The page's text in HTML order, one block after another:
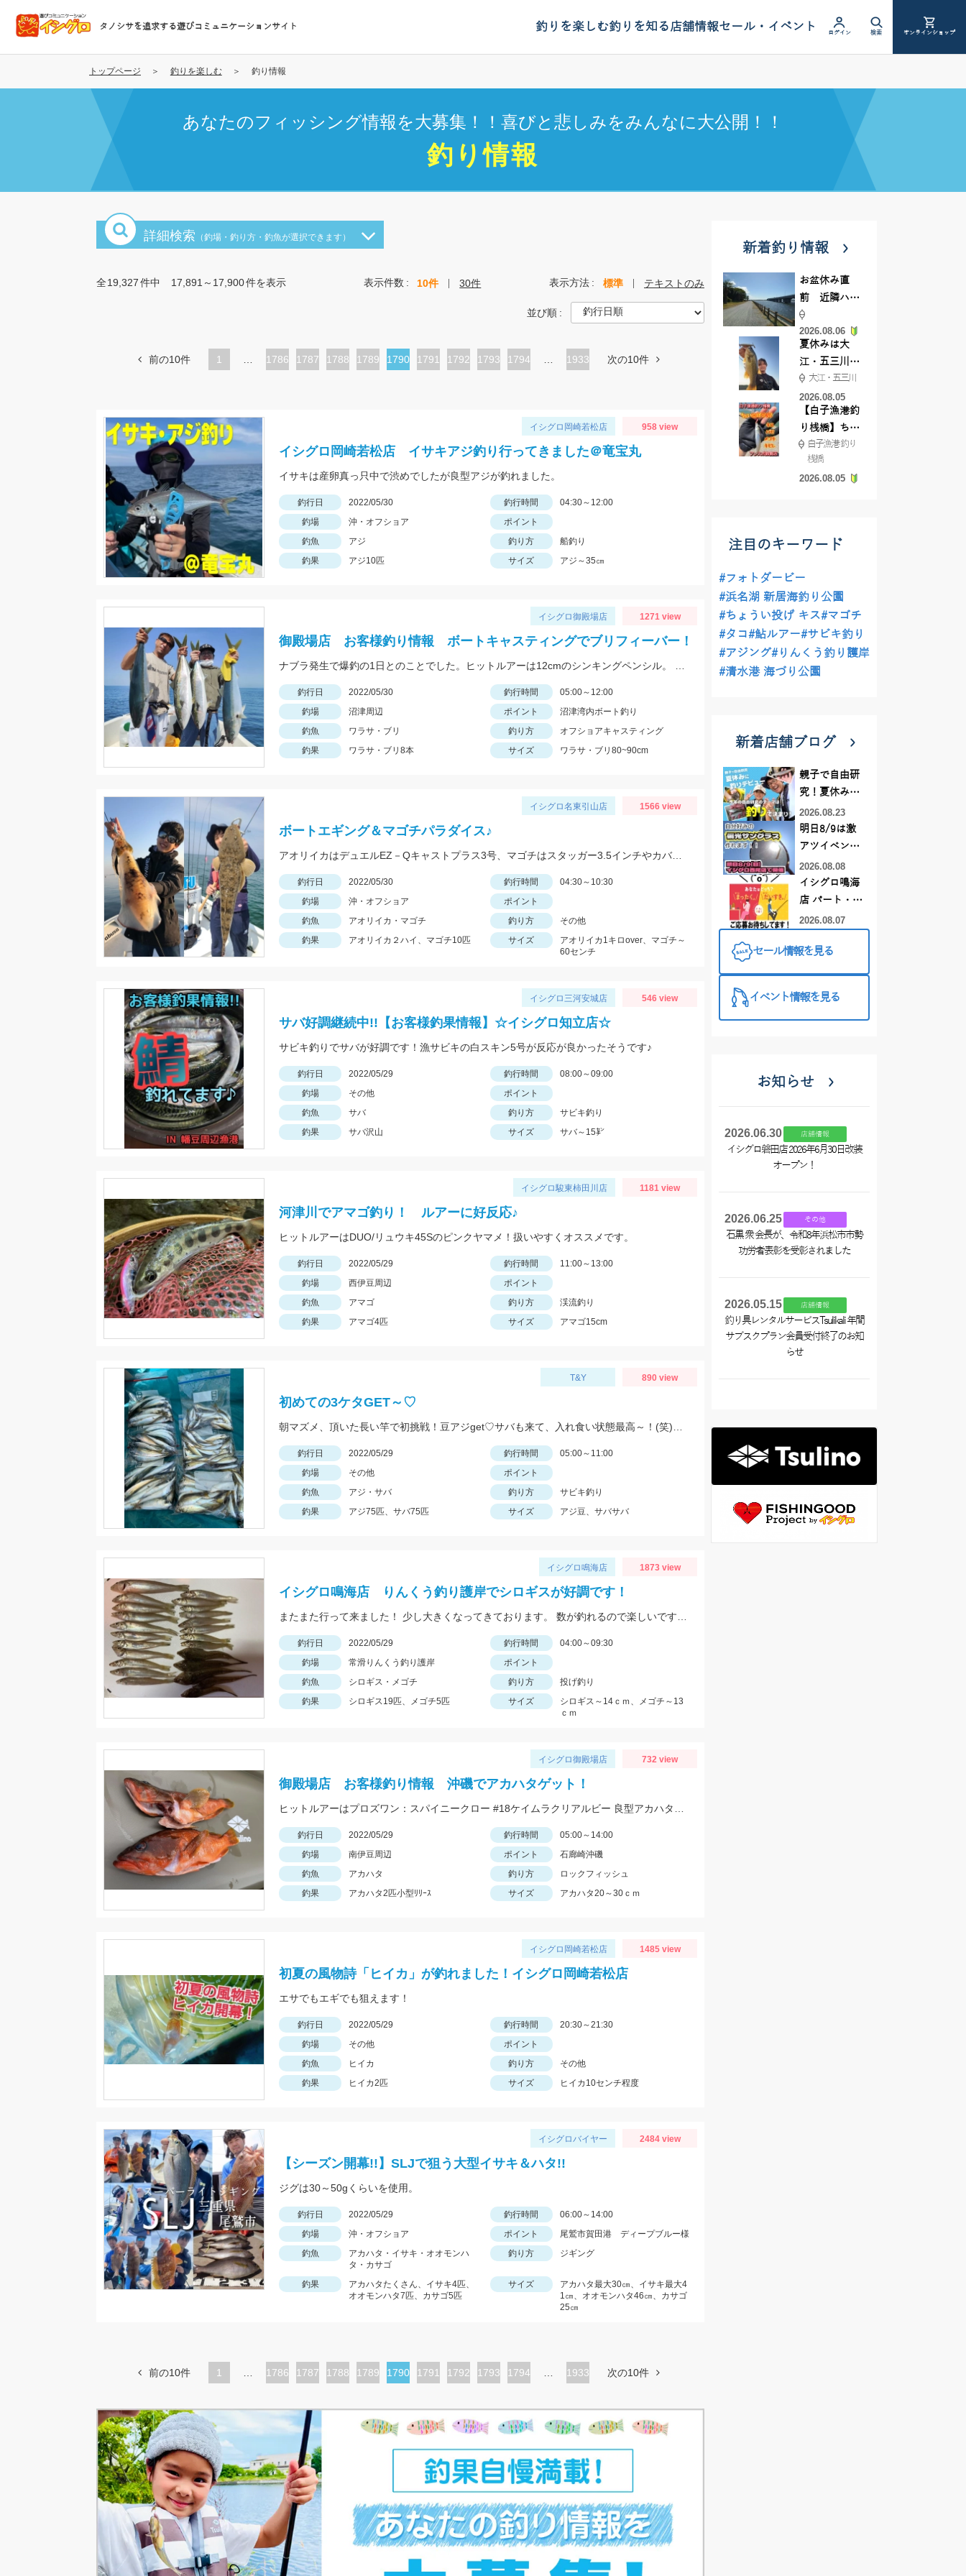
コ
テ
タノシサを追求する遊びコミュニケーションサイト 釣りを楽しむ釣りを知る店舗情報セール・イベント ログイン 検索 オンラインショップ
トップページ 釣りを楽しむ 釣り情報
あなたのフィッシング情報を大募集！！喜びと悲しみをみんなに大公開！！
釣り情報
詳細検索 （釣場・釣り方・釣魚が選択できます）
全19,327件中 17,891～17,900件を表示 表示件数 10件 30件 表示方法 標準 テキストのみ
並び順
前の10件 1
ペ
1786
ペ
1787
ペ
1788
ペ
1789
カ
ペ
1790
ペ
1791
ペ
1792
ペ
1793
ペ
1794 1933 次の10件
イシグロ岡崎若松店 958 view
イシグロ岡崎若松店 イサキアジ釣り行ってきました＠竜宝丸
イサキは産卵真っ只中で渋めでしたが良型アジが釣れました。
釣行日 2022/05/30 釣行時間
04:30～12:00
釣場
沖・オフショア
ポイント
釣魚
アジ 釣り方
船釣り
釣果
アジ10匹 サイズ アジ～35㎝
イシグロ御殿場店 1271 view
御殿場店 お客様釣り情報 ボートキャスティングでブリフィーバー！
釣行日 2022/05/30 釣行時間
05:00～12:00
釣場
沼津周辺 ポイント
沼津湾内ボート釣り
釣魚
ワラサ・ブリ 釣り方
オフショアキャスティング
釣果
ワラサ・ブリ8本 サイズ ワラサ・ブリ80~90cm
イシグロ名東引山店 1566 view
ボートエギング＆マゴチパラダイス♪
アオリイカはデュエルEZ－Qキャストプラス3号、マゴチはスタッガー3.5インチやカバークローグランデにヒット！
釣行日 2022/05/30 釣行時間
04:30～10:30
釣場
沖・オフショア
ポイント
釣魚
アオリイカ・マゴチ 釣り方
その他
釣果
アオリイカ２ハイ、マゴチ10匹 サイズ
アオリイカ1キロover、マゴチ～
60センチ
イシグロ三河安城店 546 view
サバ好調継続中!!【お客様釣果情報】☆イシグロ知立店☆
サビキ釣りでサバが好調です！漁サビキの白スキン5号が反応が良かったそうです♪
釣行日 2022/05/29 釣行時間
08:00～09:00
釣場
その他
ポイント
釣魚
サバ 釣り方
サビキ釣り
釣果
サバ沢山 サイズ サバ～15㌢
イシグロ駿東柿田川店 1181 view
河津川でアマゴ釣り！ ルアーに好反応♪
ヒットルアーはDUO/リュウキ45Sのピンクヤマメ！扱いやすくオススメです。
釣行日 2022/05/29 釣行時間
11:00～13:00
釣場
西伊豆周辺
ポイント
釣魚
アマゴ 釣り方
渓流釣り
釣果
アマゴ4匹 サイズ アマゴ15cm
T&Y 890 view
初めての3ケタGET～♡
釣行日 2022/05/29 釣行時間
05:00～11:00
釣場
その他
ポイント
釣魚
アジ・サバ 釣り方
サビキ釣り
釣果
アジ75匹、サバ75匹 サイズ アジ豆、サバサバ
イシグロ鳴海店 1873 view
イシグロ鳴海店 りんくう釣り護岸でシロギスが好調です！
釣行日 2022/05/29 釣行時間
04:00～09:30
釣場
常滑りんくう釣り護岸
ポイント
釣魚
シロギス・メゴチ 釣り方
投げ釣り
釣果
シロギス19匹、メゴチ5匹 サイズ
シロギス～14ｃｍ、メゴチ～13
ｃｍ
イシグロ御殿場店 732 view
御殿場店 お客様釣り情報 沖磯でアカハタゲット！
釣行日 2022/05/29 釣行時間
05:00～14:00
釣場
南伊豆周辺 ポイント
石廊崎沖磯
釣魚
アカハタ 釣り方
ロックフィッシュ
釣果
アカハタ2匹小型ﾘﾘｰｽ サイズ アカハタ20～30ｃｍ
イシグロ岡崎若松店 1485 view
初夏の風物詩「ヒイカ」が釣れました！イシグロ岡崎若松店
エサでもエギでも狙えます！
釣行日 2022/05/29 釣行時間
20:30～21:30
釣場
その他
ポイント
釣魚
ヒイカ 釣り方
その他
釣果
ヒイカ2匹 サイズ ヒイカ10センチ程度
イシグロバイヤー 2484 view
【シーズン開幕!!】SLJで狙う大型イサキ＆ハタ!!
ジグは30～50gくらいを使用。
釣行日 2022/05/29 釣行時間
06:00～14:00
釣場
沖・オフショア ポイント
尾鷲市賀田港 ディープブルー様
釣魚
アカハタ・イサキ・オオモンハ
タ・カサゴ
釣り方 ジギング
釣果
アカハタたくさん、イサキ4匹、
オオモンハタ7匹、カサゴ5匹
サイズ
アカハタ最大30㎝、イサキ最大4
1㎝、オオモンハタ46㎝、カサゴ
25㎝
前の10件 1
ペ
1786
ペ
ジ
1787
ペ
1788
ペ
1789
カ
ト
ジ
1790
ペ
1791
ペ
1792
ペ
1793
ペ
1794 1933 次の10件
新着釣り情報
お盆休み直
前 近隣ハゼ
釣り場調査し
てきました
2026.08.06
夏休みは大
江・五三川で
バスフィッシ
ング♪
大江・五三川
2026.08.05
【白子漁港釣
り桟橋】ちょ
い投げ釣りが
絶好調!キスや
ハゼが簡単に
白子漁港 釣り
桟橋
2026.08.05
注目のキーワード
#フォトダービー
#浜名湖 新居海釣り公園
#ちょうい投げ キス#マゴチ
#タコ#鮎ルアー#サビキ釣り
#アジング#りんくう釣り護岸
#清水港 海づり公園
新着店舗ブログ
親子で自由研
究！夏休みに
釣りデビュー
2026.08.23
明日8/9は激
アツイベント
日！！！～オ
ーダー偏光グ
ラス受注会～
2026.08.08
イシグロ鳴海
店 パート・ア
ルバイトスタ
募集中！
2026.08.07
セール情報を見る
イベント情報を見る
お知らせ
2026.06.30 店舗情報
イシグロ磐田店 2026年6月30日改装
オープン！
2026.06.25 その他
石黒 衆 会長が、令和8年浜松市市勢
功労者表彰を受彰されました
2026.05.15 店舗情報
釣り具レンタルサービスTsulikali 年間
サブスクプラン会員受付終了のお知
らせ